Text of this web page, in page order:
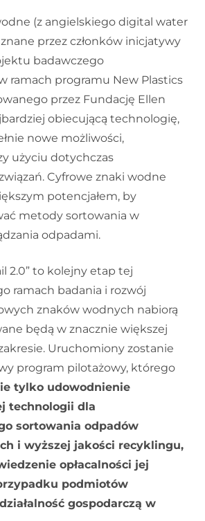
(z angielskiego digital water
przez członków inicjatywy
badawczego
ramach programu New Plastics
przez Fundację Ellen
obiecującą technologię,
nowe możliwości,
użyciu dotychczas
Cyfrowe znaki wodne
potencjałem, by
metody sortowania w
odpadami.
2.0” to kolejny etap tej
ramach badania i rozwój
znaków wodnych nabiorą
będą w znacznie większej
Uruchomiony zostanie
program pilotażowy, którego
tylko udowodnienie
technologii dla
sortowania odpadów
i wyższej jakości recyklingu,
opłacalności jej
podmiotów
gospodarczą w